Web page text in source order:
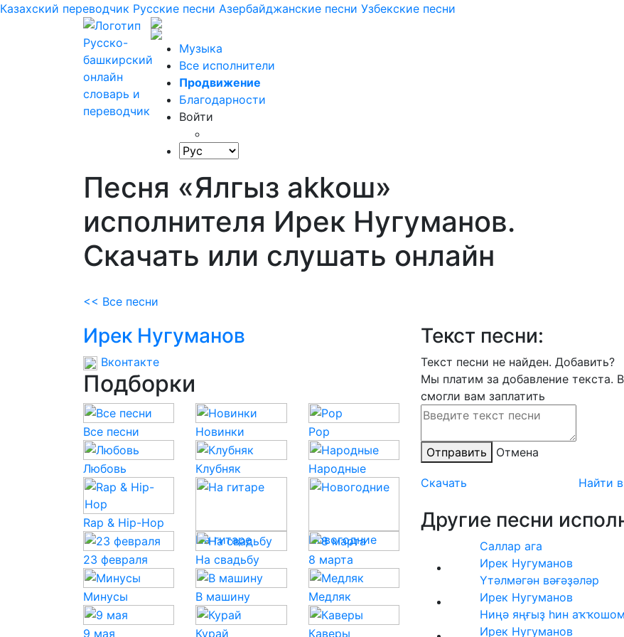
Казахский переводчик Русские песни Азербайджанские песни Узбекские песни
Музыка
Все исполнители
Продвижение
Благодарности
Войти
Песня «Ялгыз аkkош»
исполнителя Ирек Нугуманов.
Скачать или слушать онлайн
<< Все песни
Текст песни:
Текст песни не найден. Добавить?
Мы платим за добавление текста.
смогли вам заплатить
Отправить Отмена
Скачать Найти
Другие песни
Саллар ага
Ирек Нугуманов
Үтәлмәгән вәғәҙәләр
Ирек Нугуманов
Ниңә яңғыҙ һин аҡҡошом
Ирек Нугуманов
Ирек Нугуманов
Вконтакте
Подборки
Все песни Новинки Pop
Любовь Клубняк Народные
Rap & Hip-Hop
На гитаре
Новогодние
23 февраля
На свадьбу 8 марта
Минусы В машину Медляк
9 мая Курай Каверы